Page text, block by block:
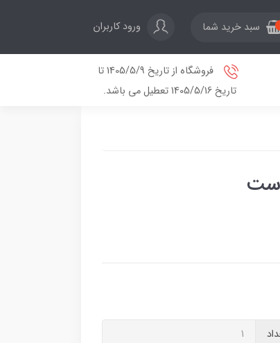
سبد خرید شما ورود کاربران
فروشگاه از تاریخ 1405/5/9 تا
تاریخ 1405/5/16 تعطیل می باشد.